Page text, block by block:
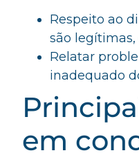
Respeito ao
são
Relatar
inadequado
em